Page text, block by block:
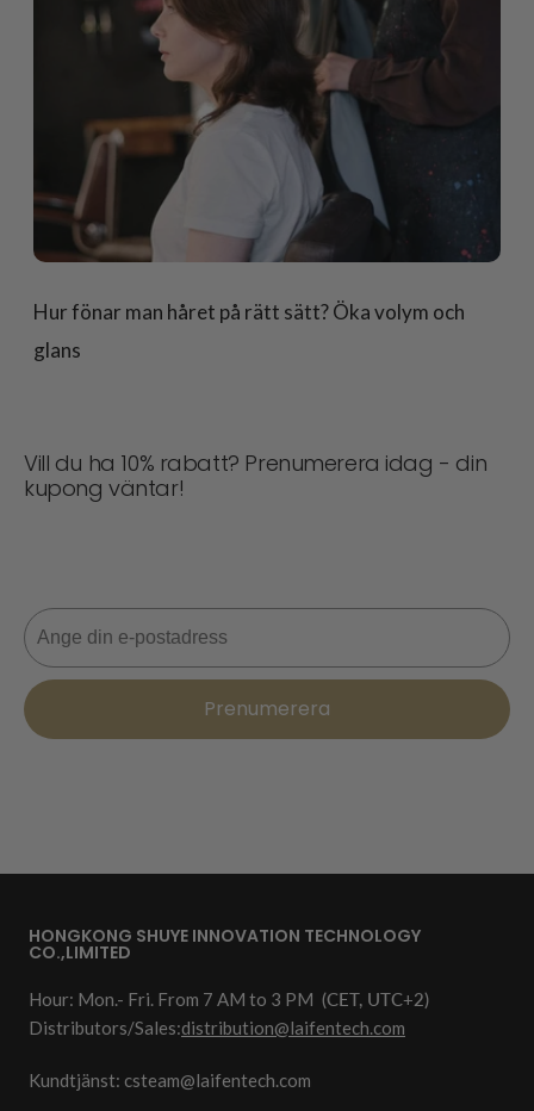
Hur fönar man håret på rätt sätt? Öka volym och
glans
Vill du ha 10% rabatt? Prenumerera idag - din
kupong väntar!
E-post
Prenumerera
HONGKONG SHUYE INNOVATION TECHNOLOGY
CO.,LIMITED
Hour: Mon.- Fri. From 7 AM to 3 PM (CET, UTC+2)
Distributors/Sales:distribution@laifentech.com
Kundtjänst: csteam@laifentech.com